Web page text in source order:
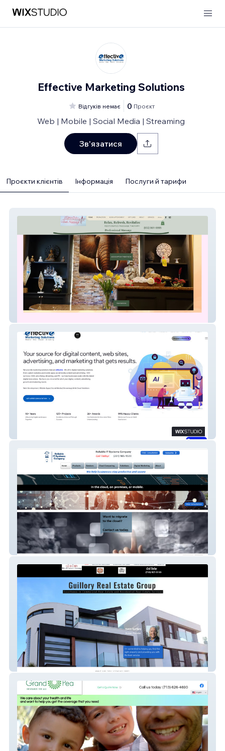
Effective Marketing Solutions
Відгуків немає 0 Проєкт
Web | Mobile | Social Media | Streaming
Зв'язатися
Проєкти клієнтів Інформація Послуги й тарифи
River Oaks Thai
Reliable IT Systems
Guillory Real Estate